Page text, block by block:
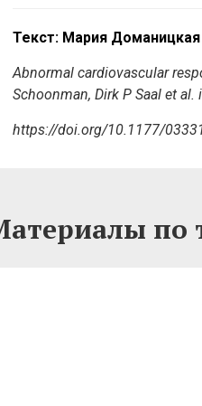
Текст: Мария Доманицкая
Abnormal cardiovascular
Schoonman, Dirk P Saal et al.
https://doi.org/10.1177/
по